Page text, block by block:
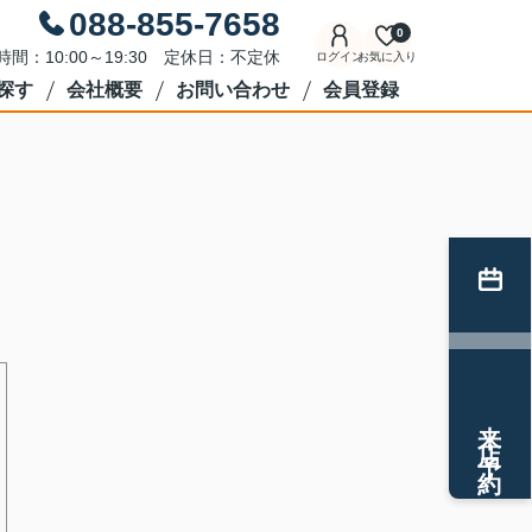
088-855-7658
間：10:00～19:30 定休日：不定休 ログインお気に入り
0
す 会社概要 お問い合わせ 会員登録
来店予約